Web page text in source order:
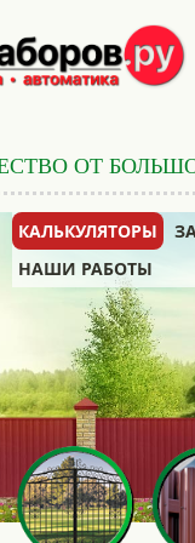
ОТ
КАЛЬКУЛЯТОРЫ
НАШИ РАБОТЫ